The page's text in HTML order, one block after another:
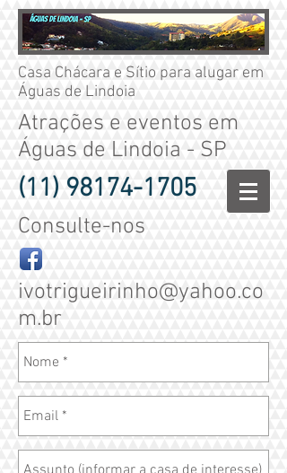
(11) 98174-1705
ivotrigueirinho@yahoo.co
m.br
Consulte-nos
Casa Chácara e Sítio para alugar em
Águas de Lindoia
Atrações e eventos em
Águas de Lindoia - SP